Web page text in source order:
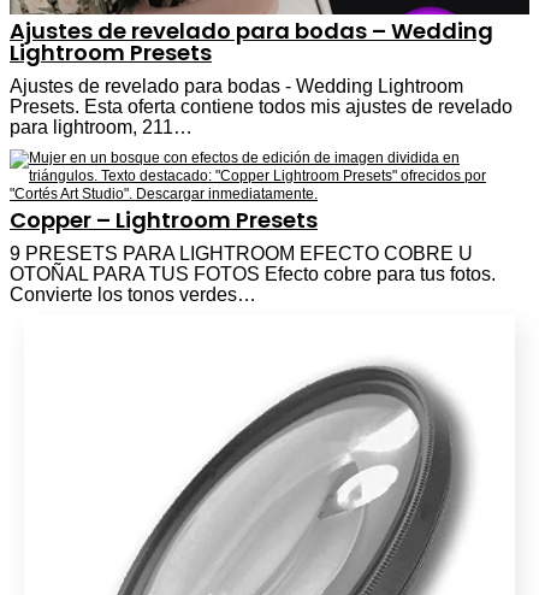
Ajustes de revelado para bodas – Wedding
Lightroom Presets
Ajustes de revelado para bodas - Wedding Lightroom
Presets. Esta oferta contiene todos mis ajustes de revelado
para lightroom, 211…
Copper – Lightroom Presets
9 PRESETS PARA LIGHTROOM EFECTO COBRE U
OTOÑAL PARA TUS FOTOS Efecto cobre para tus fotos.
Convierte los tonos verdes…